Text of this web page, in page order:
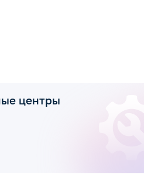
центры